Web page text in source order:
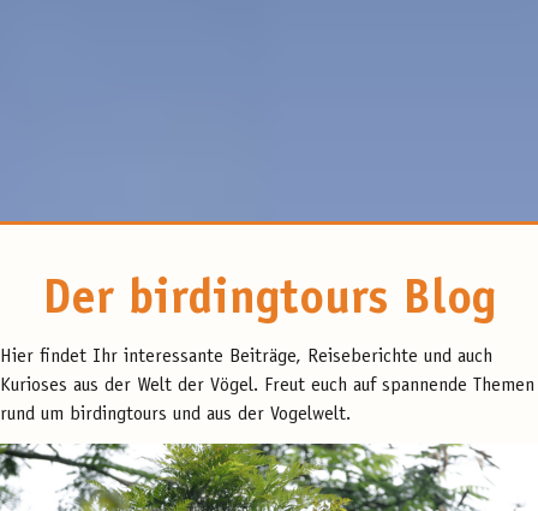
Der birdingtours Blog
Hier findet Ihr interessante Beiträge, Reiseberichte und auch
Kurioses aus der Welt der Vögel. Freut euch auf spannende Themen
rund um birdingtours und aus der Vogelwelt.